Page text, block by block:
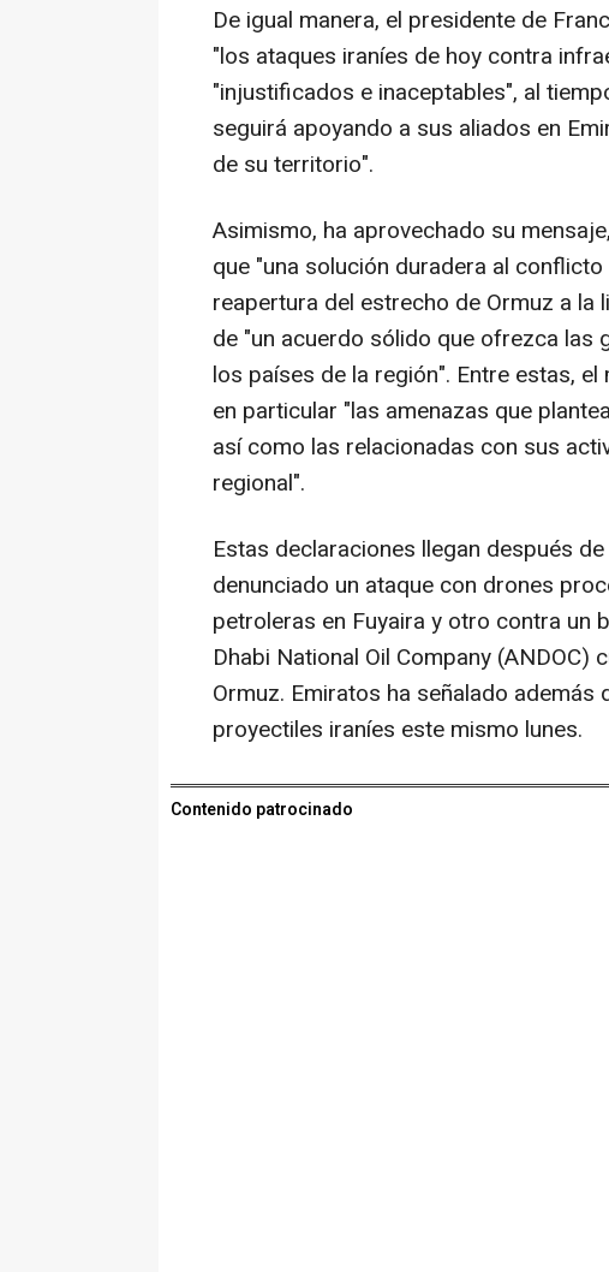
De igual manera, el presidente de
"los ataques iraníes de hoy contra
"injustificados e inaceptables", al
seguirá apoyando a sus aliados en
de su territorio".
Asimismo, ha aprovechado su
que "una solución duradera al
reapertura del estrecho de Ormuz a
de "un acuerdo sólido que ofrezca las
los países de la región". Entre estas,
en particular "las amenazas que
así como las relacionadas con sus
regional".
Estas declaraciones llegan después
denunciado un ataque con drones
petroleras en Fuyaira y otro contra un
Dhabi National Oil Company
Ormuz. Emiratos ha señalado
proyectiles iraníes este mismo lunes.
Contenido patrocinado